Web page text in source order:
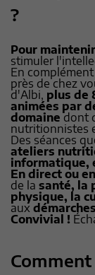
?
Pour
stimuler
En
près de chez
d'Albi, plus de
animées par
domaine dont
nutritionnistes
Des séances
ateliers
informatique,
En direct ou
de la santé, la
physique, la
aux
Convivial !
Comment